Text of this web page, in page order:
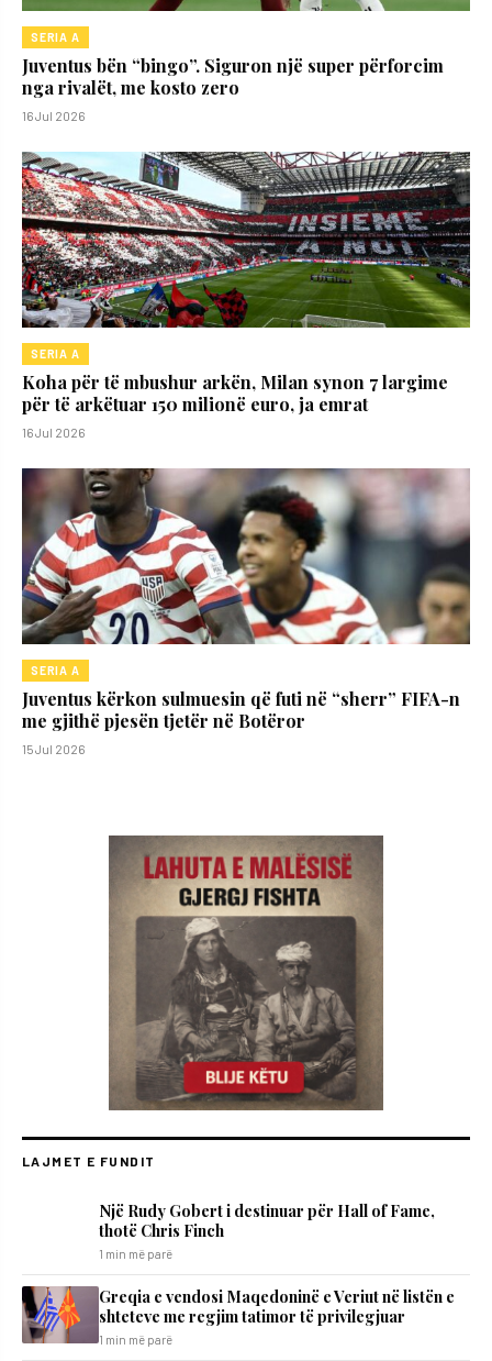
SERIA A
Juventus bën “bingo”. Siguron një super përforcim
nga rivalët, me kosto zero
16 Jul 2026
SERIA A
Koha për të mbushur arkën, Milan synon 7 largime
për të arkëtuar 150 milionë euro, ja emrat
16 Jul 2026
SERIA A
Juventus kërkon sulmuesin që futi në “sherr” FIFA-n
me gjithë pjesën tjetër në Botëror
15 Jul 2026
LAJMET E FUNDIT
Një Rudy Gobert i destinuar për Hall of Fame,
thotë Chris Finch
1 min më parë
Greqia e vendosi Maqedoninë e Veriut në listën e
shteteve me regjim tatimor të privilegjuar
1 min më parë